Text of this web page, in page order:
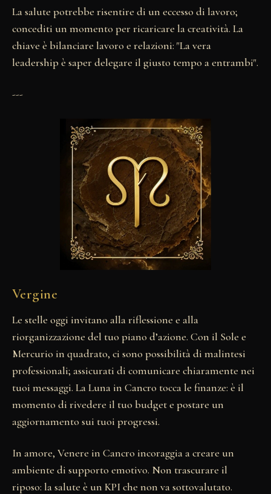
La salute potrebbe risentire di un eccesso di lavoro;
concediti un momento per ricaricare la creatività. La
chiave è bilanciare lavoro e relazioni: "La vera
leadership è saper delegare il giusto tempo a entrambi".
---
Vergine
Le stelle oggi invitano alla riflessione e alla
riorganizzazione del tuo piano d’azione. Con il Sole e
Mercurio in quadrato, ci sono possibilità di malintesi
professionali; assicurati di comunicare chiaramente nei
tuoi messaggi. La Luna in Cancro tocca le finanze: è il
momento di rivedere il tuo budget e postare un
aggiornamento sui tuoi progressi.
In amore, Venere in Cancro incoraggia a creare un
ambiente di supporto emotivo. Non trascurare il
riposo: la salute è un KPI che non va sottovalutato.